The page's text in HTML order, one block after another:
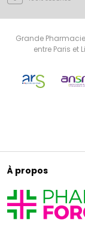
Grande
entre Paris et
À propos